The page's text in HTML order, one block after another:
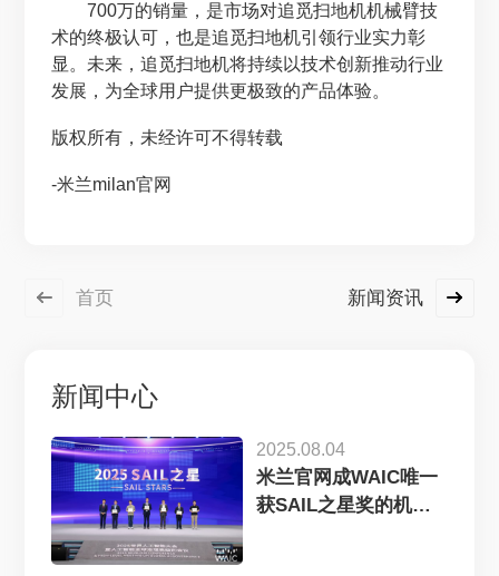
700万的销量，是市场对追觅扫地机机械臂技
术的终极认可，也是追觅扫地机引领行业实力彰
显。未来，追觅扫地机将持续以技术创新推动行业
发展，为全球用户提供更极致的产品体验。
版权所有，未经许可不得转载
-米兰milan官网
首页 新闻资讯
新闻中心
2025.08.04
米兰官网成WAIC唯一
获SAIL之星奖的机